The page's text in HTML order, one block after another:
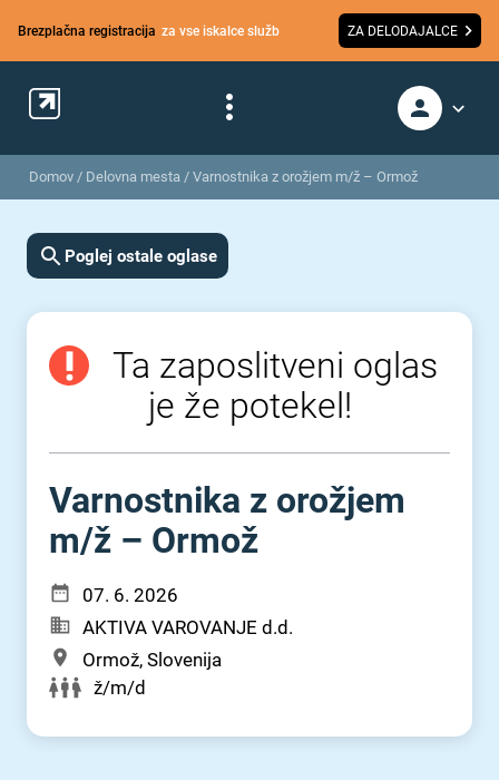
Brezplačna registracija za vse iskalce služb ZA DELODAJALCE
Domov / Delovna mesta / Varnostnika z orožjem m/ž – Ormož
Poglej ostale oglase
Ta zaposlitveni oglas
je že potekel!
Varnostnika z orožjem
m⁠/⁠ž – Ormož
07. 6. 2026
AKTIVA VAROVANJE d.d.
Ormož, Slovenija
ž/m/d